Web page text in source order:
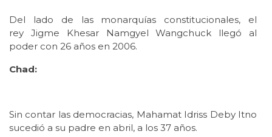
Del lado de las monarquías constitucionales, el
rey Jigme Khesar Namgyel Wangchuck llegó al
poder con 26 años en 2006.
Chad:
Sin contar las democracias, Mahamat Idriss Deby Itno
sucedió a su padre en abril, a los 37 años.